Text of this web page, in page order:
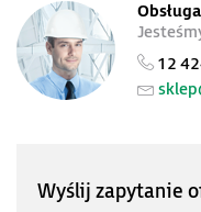
12
Wyślij zapytanie